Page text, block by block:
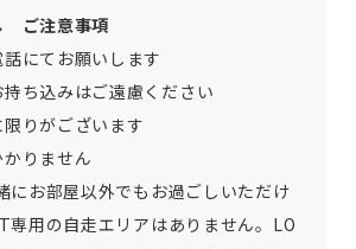
ご注意事項
話にてお願いします
持ち込みはご遠慮ください
限りがございます
かりません
にお部屋以外でもお過ごしいただけ
専用の自走エリアはありません。LO